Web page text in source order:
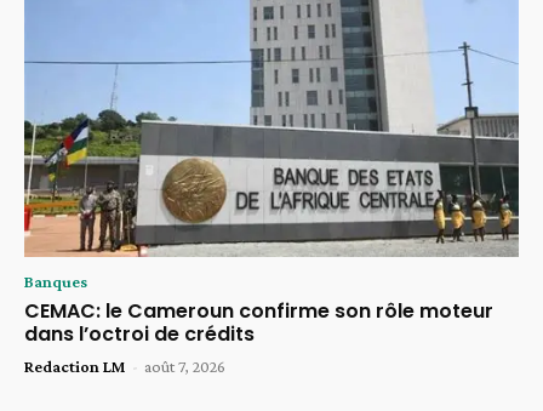
Banques
CEMAC: le Cameroun confirme son rôle moteur
dans l’octroi de crédits
Redaction LM - août 7, 2026